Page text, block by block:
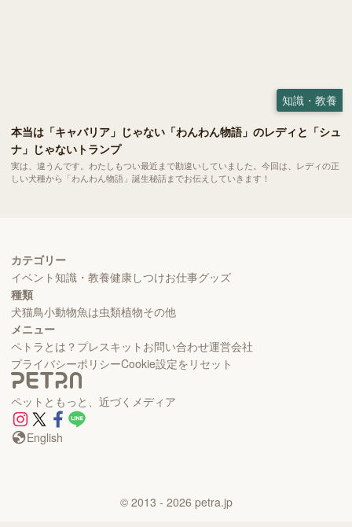
知識・教養
本当は「キャバリア」じゃない「わんわん物語」のレディと「シュ
ナ」じゃないトランプ
実は、違うんです。わたしもつい最近まで勘違いしていました。今回は、レディの正
しい犬種から「わんわん物語」誕生秘話までお伝えしていきます！
カテゴリー
イベント知識・教養健康しつけお仕事グッズ
種類
犬猫鳥小動物魚は虫類植物その他
メニュー
ペトラとは？ プレスキット お問い合わせ運営会社
プライバシーポリシーCookie設定をリセット
ペットともっと、近づくメディア
English
© 2013 - 2026 petra.jp